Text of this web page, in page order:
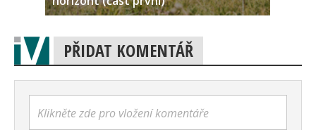
PŘIDAT KOMENTÁŘ
Klikněte zde pro vložení komentáře